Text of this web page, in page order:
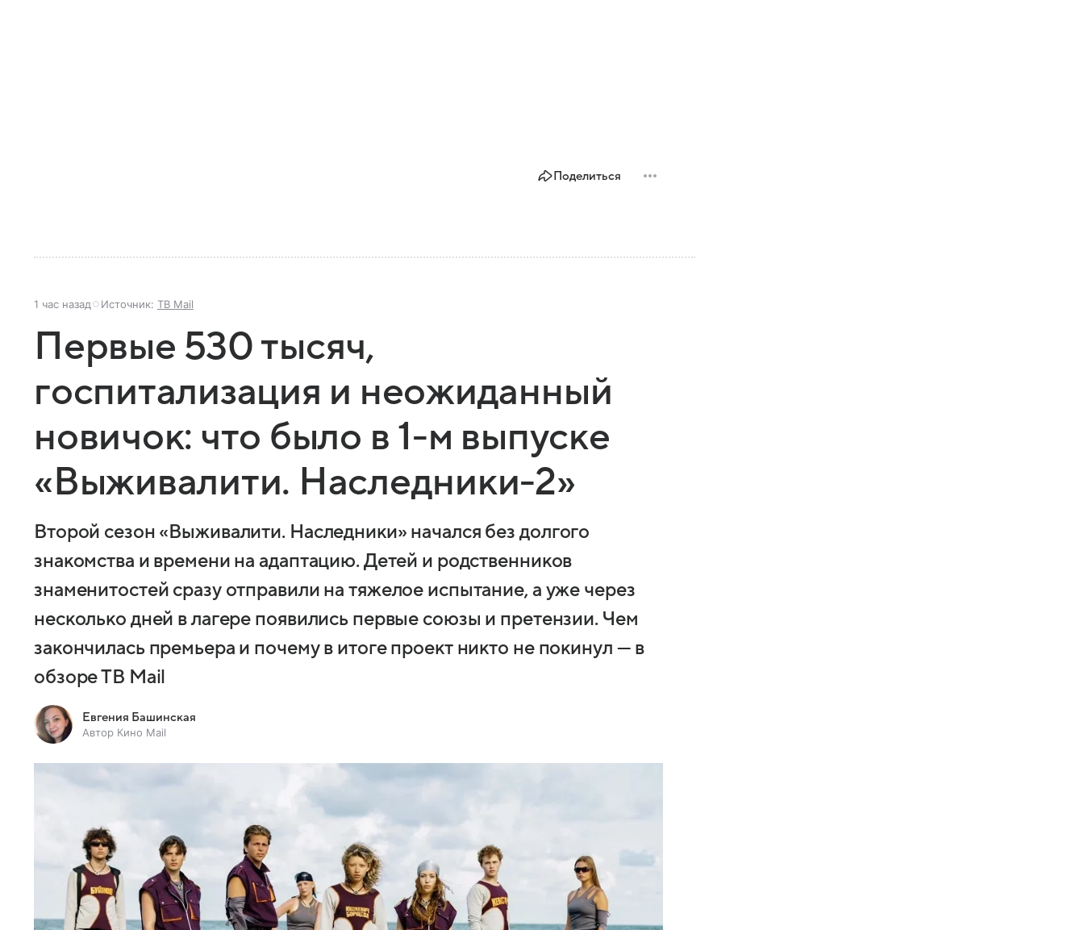
Поделиться
1 час назад Источник: ТВ Mail
Первые 530 тысяч,
госпитализация и неожиданный
новичок: что было в 1-м выпуске
«Выживалити. Наследники-2»
Второй сезон «Выживалити. Наследники» начался без долгого
знакомства и времени на адаптацию. Детей и родственников
знаменитостей сразу отправили на тяжелое испытание, а уже через
несколько дней в лагере появились первые союзы и претензии. Чем
закончилась премьера и почему в итоге проект никто не покинул — в
обзоре ТВ Mail
Евгения Башинская
Автор Кино Mail